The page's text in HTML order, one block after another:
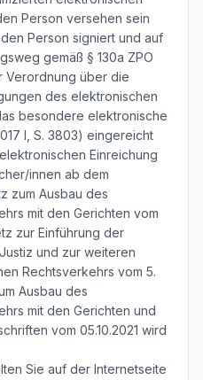
Person versehen sein
Person signiert und auf
gemäß § 130a ZPO
Verordnung über die
des elektronischen
besondere elektronische
I, S. 3803) eingereicht
Einreichung
innen ab dem
zum Ausbau des
mit den Gerichten vom
zur Einführung der
und zur weiteren
Rechtsverkehrs vom 5.
Ausbau des
mit den Gerichten und
vom 05.10.2021 wird
Sie auf der Internetseite